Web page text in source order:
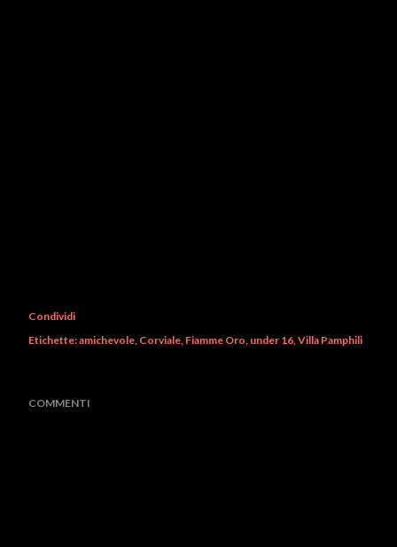
Condividi
Etichette:amichevole Corviale Fiamme Oro under 16 Villa Pamphili
COMMENTI